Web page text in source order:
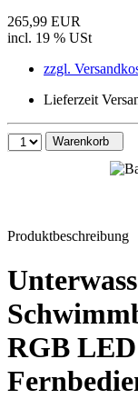
265,99 EUR
incl. 19 % USt
zzgl.
Lieferzeit
Warenkorb
Produktbeschreibung
RGB